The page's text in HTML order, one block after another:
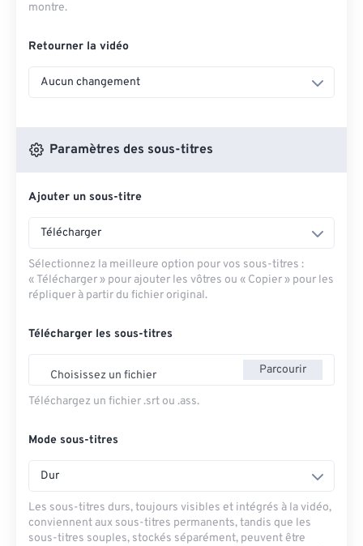
montre.
Retourner la vidéo
Aucun changement
Paramètres des sous-titres
Ajouter un sous-titre
Télécharger
Sélectionnez la meilleure option pour vos sous-titres :
« Télécharger » pour ajouter les vôtres ou « Copier » pour les
répliquer à partir du fichier original.
Télécharger les sous-titres
Choisissez un fichier Parcourir
Téléchargez un fichier .srt ou .ass.
Mode sous-titres
Dur
Les sous-titres durs, toujours visibles et intégrés à la vidéo,
conviennent aux sous-titres permanents, tandis que les
sous-titres souples, stockés séparément, peuvent être